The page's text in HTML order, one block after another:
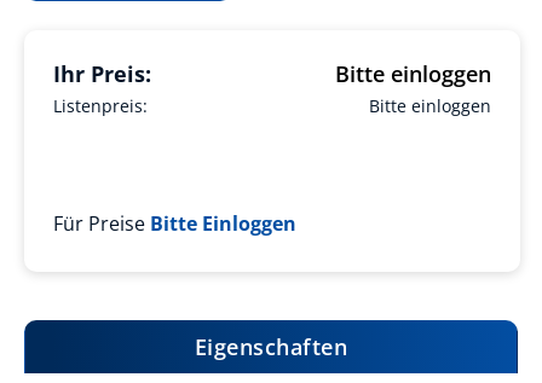
Listenpreis: Bitte einloggen
Ihr Preis: Bitte einloggen
Für Preise Bitte Einloggen
Eigenschaften